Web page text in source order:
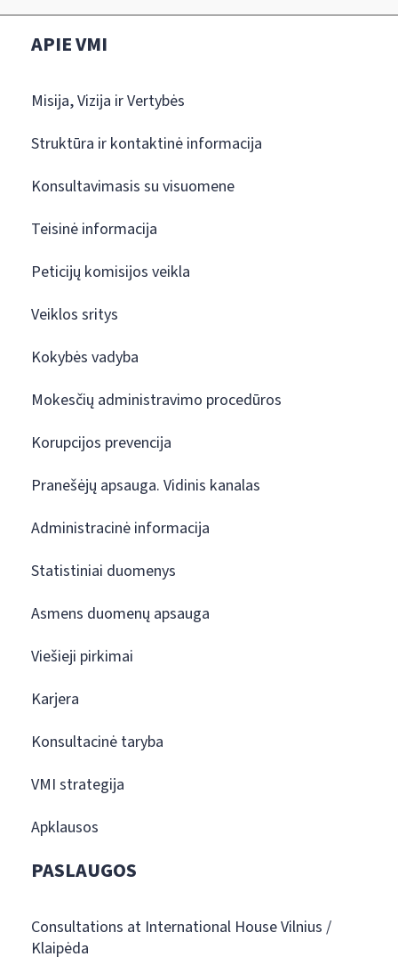
APIE VMI
Misija, Vizija ir Vertybės
Struktūra ir kontaktinė informacija
Konsultavimasis su visuomene
Teisinė informacija
Peticijų komisijos veikla
Veiklos sritys
Kokybės vadyba
Mokesčių administravimo procedūros
Korupcijos prevencija
Pranešėjų apsauga. Vidinis kanalas
Administracinė informacija
Statistiniai duomenys
Asmens duomenų apsauga
Viešieji pirkimai
Karjera
Konsultacinė taryba
VMI strategija
Apklausos
PASLAUGOS
Consultations at International House Vilnius /
Klaipėda